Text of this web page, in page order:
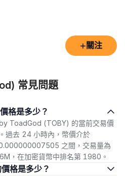
+ 關注
常見問題
格是多少？
ToadGod (TOBY) 的當前交易價
去 24 小時內，幣價介於
之間，交易量為
，在加密貨幣中排名第 1980。
格是多少？